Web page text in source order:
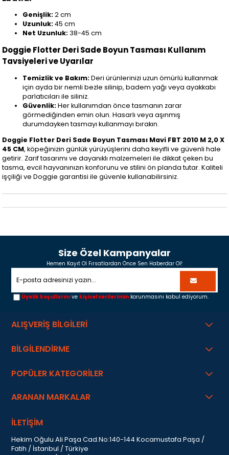
Genişlik:2 cm
Uzunluk:45 cm
Net Uzunluk: 38-45 cm
Doggie Flotter Deri Sade Boyun Tasması Kullanım
Tavsiyeleri ve Uyarılar
Temizlik ve Bakım:Deri ürünlerinizi uzun ömürlü kullanmak
için ayda bir nemli bezle silinip, badem yağı veya ayakkabı
parlatıcıları ile siliniz.
Güvenlik:Her kullanımdan önce tasmanın zarar
görmediğinden emin olun. Hasarlı veya aşınmış
durumdayken tasmayı kullanmayı bırakın.
Doggie Flotter Deri Sade Boyun Tasması Mavi FBT 2010 M 2,0 X
45 CM, köpeğinizin günlük yürüyüşlerini daha keyifli ve güvenli hale
getirir. Zarif tasarımı ve dayanıklı malzemeleri ile dikkat çeken bu
tasma, evcil hayvanınızın konforunu ve stilini ön planda tutar. Kaliteli
işçiliği ve Doggie garantisi ile güvenle kullanabilirsiniz.
Size Özel Kampanyalar
Hemen Kayıt Ol Fırsatlardan Önce Sen Haberdar Ol!
Üyelik koşullarını ve kişisel verilerimin korunmasını kabul ediyorum.
ALIŞVERİŞ BİLGİLERİ
BİLGİLENDİRME
POPÜLER KATEGORİLER
ARANAN MARKALAR
İLETİŞİM
Hekim Oğulu Ali Paşa Cad.No:140-144 Kocamustafa Paşa /
Fatih / İstanbul / Türkiye